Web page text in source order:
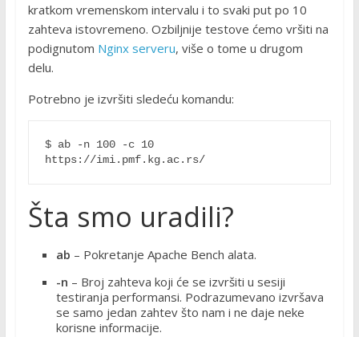
kratkom vremenskom intervalu i to svaki put po 10
zahteva istovremeno. Ozbiljnije testove ćemo vršiti na
podignutom Nginx serveru, više o tome u drugom
delu.
Potrebno je izvršiti sledeću komandu:
$ ab -n 100 -c 10
https://imi.pmf.kg.ac.rs/
Šta smo uradili?
ab – Pokretanje Apache Bench alata.
-n – Broj zahteva koji će se izvršiti u sesiji
testiranja performansi. Podrazumevano izvršava
se samo jedan zahtev što nam i ne daje neke
korisne informacije.